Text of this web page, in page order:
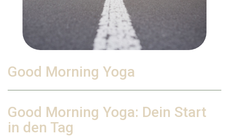
Good Morning Yoga
Good Morning Yoga: Dein Start
in den Tag